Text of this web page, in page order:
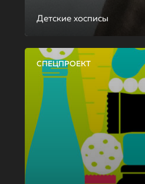
Детские хосписы
СПЕЦПРОЕКТ